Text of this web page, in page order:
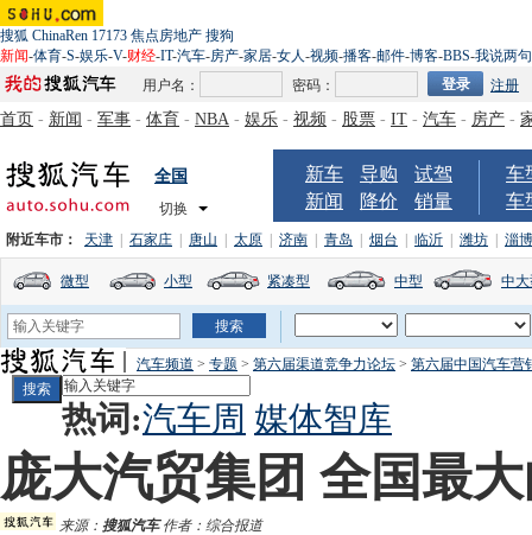
搜狐 ChinaRen 17173 焦点房地产 搜狗
新闻-体育-S-娱乐-V-财经-IT-汽车-房产-家居-女人-视频-播客-邮件-博客-BBS-我说两句
用户名：
密码： 注册
首页 - 新闻 - 军事 - 体育 - NBA - 娱乐 - 视频 - 股票 - IT - 汽车 - 房产 -
全国
切换
新车 导购
试驾
新闻
降价 销量
车
车
附近车市： 天津 石家庄 唐山 太原 济南 青岛 烟台 临沂 潍坊 淄博
微型 小型 紧凑型 中型 中
汽车频道 > 专题 > 第六届渠道竞争力论坛 > 第六届中国汽车营
热词:汽车周 媒体智库
庞大汽贸集团 全国最
来源： 搜狐汽车作者：综合报道